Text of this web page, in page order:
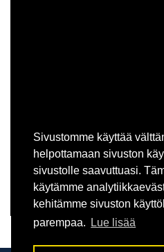
Sivustomme käyttää
helpottamaan sivuston
sivustolle saavuttuasi.
käytämme
kehitämme sivuston
parempaa.
Lue lisää